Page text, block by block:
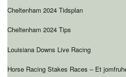
Cheltenham 2024 Tidsplan
Cheltenham 2024 Tips
Louisiana Downs Live Racing
Horse Racing Stakes Races – Et